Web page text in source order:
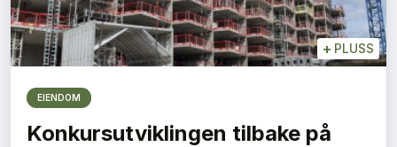
+ PLUSS
EIENDOM
Konkursutviklingen tilbake på